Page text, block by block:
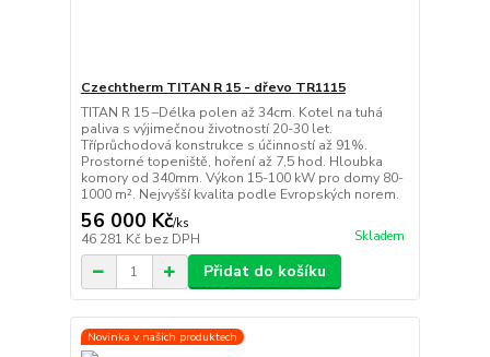
Czechtherm TITAN R 15 - dřevo TR1115
TITAN R 15 –Délka polen až 34cm. Kotel na tuhá
paliva s výjimečnou životností 20-30 let.
Tříprůchodová konstrukce s účinností až 91%.
Prostorné topeniště, hoření až 7,5 hod. Hloubka
komory od 340mm. Výkon 15-100 kW pro domy 80-
1000 m². Nejvyšší kvalita podle Evropských norem.
56 000 Kč/ks
46 281 Kč bez DPH Skladem
Přidat do košíku
Novinka v našich produktech